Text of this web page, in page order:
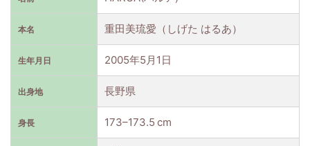
本名 重田美琉愛（しげた はるあ）
生年月日 2005年5月1日
出身地 長野県
身長 173–173.5 cm